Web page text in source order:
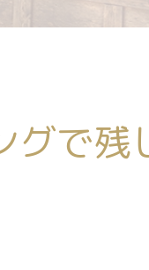
グで残